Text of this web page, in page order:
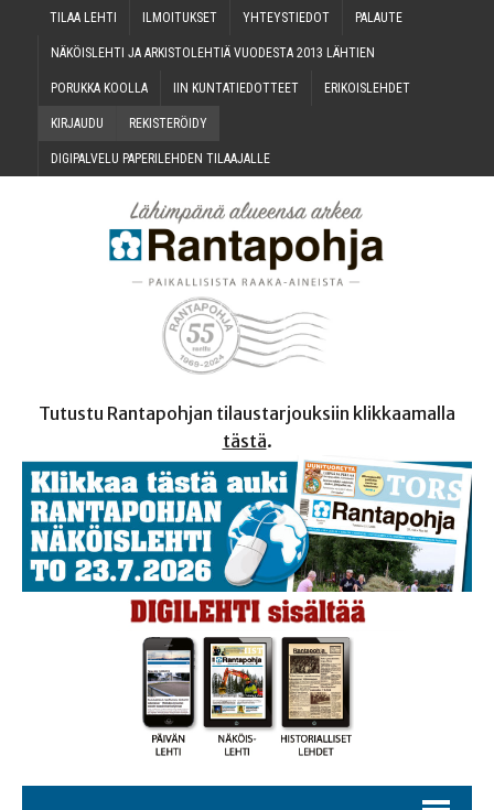
TILAA LEH­TI ILMOI­TUK­SET YHTEYS­TIE­DOT PALAU­TE
NÄKÖIS­LEH­TI JA ARKIS­TO­LEH­TIÄ VUO­DES­TA 2013 LÄHTIEN
PORUK­KA KOOLLA IIN KUN­TA­TIE­DOT­TEET ERI­KOIS­LEH­DET
KIR­JAU­DU REKIS­TE­RÖI­DY
DIGI­PAL­VE­LU PAPE­RI­LEH­DEN TILAAJALLE
Tutustu Rantapohjan tilaustarjouksiin klikkaamalla
tästä.